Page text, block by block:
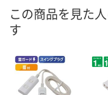
お届け日
数量
カゴ
この商品を見た
す